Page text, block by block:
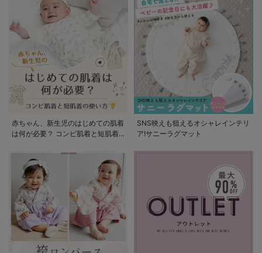
赤ちゃん、新生児のはじめての肌着
は何が必要？ コンビ肌着と短肌着
SNS映えも狙えるオシャレインテリ
ア!サニーラグマット